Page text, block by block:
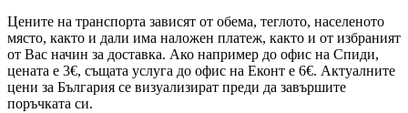
Цените на транспорта зависят от обема, теглото, населеното
място, както и дали има наложен платеж, както и от избраният
от Вас начин за доставка. Ако например до офис на Спиди,
цената е 3€, същата услуга до офис на Еконт е 6€. Актуалните
цени за България се визуализират преди да завършите
поръчката си.